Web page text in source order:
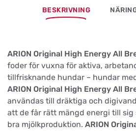
BESKRIVNING
ARION Original High Energy All
foder för vuxna för aktiva,
tillfrisknande hundar – hundar
ARION Original High Energy All
användas till dräktiga och
att de får rätt mängd energi till sig
bra mjölkproduktion. ARION